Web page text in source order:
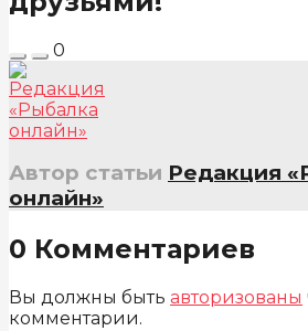
0
Автор статьи Редакция
онлайн»
0 Комментариев
Вы должны быть авторизованы
комментарии.